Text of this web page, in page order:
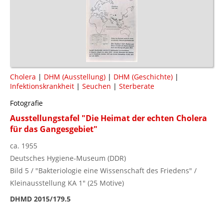
Cholera | DHM (Ausstellung) | DHM (Geschichte) |
Infektionskrankheit | Seuchen | Sterberate
Fotografie
Ausstellungstafel "Die Heimat der echten Cholera
für das Gangesgebiet"
ca. 1955
Deutsches Hygiene-Museum (DDR)
Bild 5 / "Bakteriologie eine Wissenschaft des Friedens" /
Kleinausstellung KA 1" (25 Motive)
DHMD 2015/179.5